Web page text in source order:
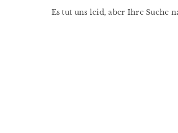
Es tut uns leid, aber Ihre Suche